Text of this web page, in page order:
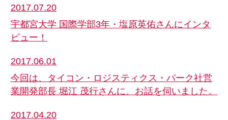
2017.07.20
宇都宮大学 国際学部3年・塩原英佑さんにインタ
ビュー！
2017.06.01
今回は、タイコン・ロジスティクス・パーク社営
業開発部長 堀江 茂行さんに、お話を伺いました。
2017.04.20